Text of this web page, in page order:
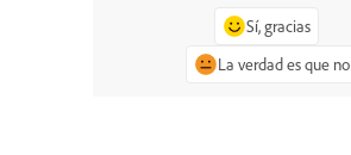
Sí, gracias
La verdad es que no